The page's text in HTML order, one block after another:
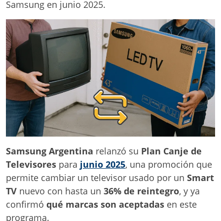
Samsung en junio 2025.
Samsung Argentina relanzó su Plan Canje de
Televisores para junio 2025, una promoción que
permite cambiar un televisor usado por un Smart
TV nuevo con hasta un 36% de reintegro, y ya
confirmó qué marcas son aceptadas en este
programa.